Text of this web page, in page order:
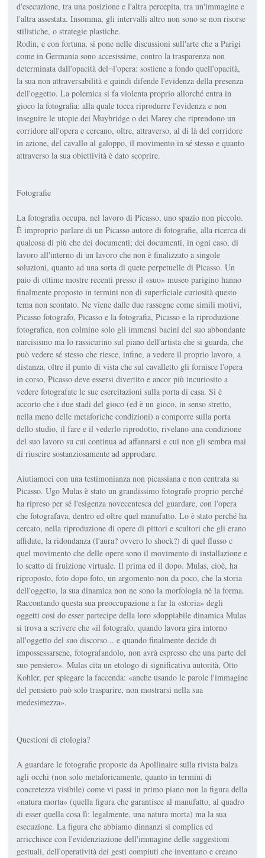
d'esecuzione, tra una posizione e l'altra percepita, tra un'immagine e
l'altra assestata. Insomma, gli intervalli altro non sono se non risorse
stilistiche, o strategie plastiche.
Rodin, e con fortuna, si pone nelle discussioni sull'arte che a Parigi
come in Germania sono accesissime, contro la trasparenza non
determinata dall'opacità del¬l'opera: sostiene a fondo quell'opacità,
la sua non attraversabilità e quindi difende l'evidenza della presenza
dell'oggetto. La polemica si fa violenta proprio allorché entra in
gioco la fotografia: alla quale tocca riprodurre l'evidenza e non
inseguire le utopie dei Muybridge o dei Marey che riprendono un
corridore all'opera e cercano, oltre, attraverso, al di là del corridore
in azione, del cavallo al galoppo, il movimento in sé stesso e quanto
attraverso la sua obiettività è dato scoprire.
Fotografie
La fotografia occupa, nel lavoro di Picasso, uno spazio non piccolo.
È improprio parlare di un Picasso autore di fotografie, alla ricerca di
qualcosa di più che dei documenti; dei documenti, in ogni caso, di
lavoro all'interno di un lavoro che non è finalizzato a singole
soluzioni, quanto ad una sorta di quete perpetuelle di Picasso. Un
paio di ottime mostre recenti presso il «suo» museo parigino hanno
finalmente proposto in termini non di superficiale curiosità questo
tema non scontato. Ne viene dalle due rassegne come simili motivi,
Picasso fotografo, Picasso e la fotografia, Picasso e la riproduzione
fotografica, non colmino solo gli immensi bacini del suo abbondante
narcisismo ma lo rassicurino sul piano dell'artista che si guarda, che
può vedere sé stesso che riesce, infine, a vedere il proprio lavoro, a
distanza, oltre il punto di vista che sul cavalletto gli fornisce l'opera
in corso, Picasso deve essersi divertito e ancor più incuriosito a
vedere fotografate le sue esercitazioni sulla porta di casa. Si è
accorto che i due stadi del gioco (ed è un gioco, in senso stretto,
nella meno delle metaforiche condizioni) a comporre sulla porta
dello studio, il fare e il vederlo riprodotto, rivelano una condizione
del suo lavoro su cui continua ad affannarsi e cui non gli sembra mai
di riuscire sostanziosamente ad approdare.
Aiutiamoci con una testimonianza non picassiana e non centrata su
Picasso. Ugo Mulas è stato un grandissimo fotografo proprio perché
ha ripreso per sé l'esigenza novecentesca del guardare, con l'opera
che fotografava, dentro ed oltre quel manufatto. Lo è stato perché ha
cercato, nella riproduzione di opere di pittori e scultori che gli erano
affidate, la ridondanza (l'aura? ovvero lo shock?) di quel flusso c
quel movimento che delle opere sono il movimento di installazione e
lo scatto di fruizione virtuale. Il prima ed il dopo. Mulas, cioè, ha
riproposto, foto dopo foto, un argomento non da poco, che la storia
dell'oggetto, la sua dinamica non ne sono la morfologia né la forma.
Raccontando questa sua preoccupazione a far la «storia» degli
oggetti cosi do esser partecipe della loro sdoppiabile dinamica Mulas
si trova a scrivere che «il fotografo, quando lavora gira intorno
all'oggetto del suo discorso... e quando finalmente decide di
impossessarsene, fotografandolo, non avrà espresso che una parte del
suo pensiero». Mulas cita un etologo di significativa autorità, Otto
Kohler, per spiegare la faccenda: «anche usando le parole l'immagine
del pensiero può solo trasparire, non mostrarsi nella sua
medesimezza».
Questioni di etologia?
A guardare le fotografie proposte da Apollinaire sulla rivista balza
agli occhi (non solo metaforicamente, quanto in termini di
concretezza visibile) come vi passi in primo piano non la figura della
«natura morta» (quella figura che garantisce al manufatto, al quadro
di esser quella cosa lì: legalmente, una natura morta) ma la sua
esecuzione. La figura che abbiamo dinnanzi si complica ed
arricchisce con l'evidenziazione dell'immagine delle suggestioni
gestuali, dell'operatività dei gesti compiuti che inventano e creano